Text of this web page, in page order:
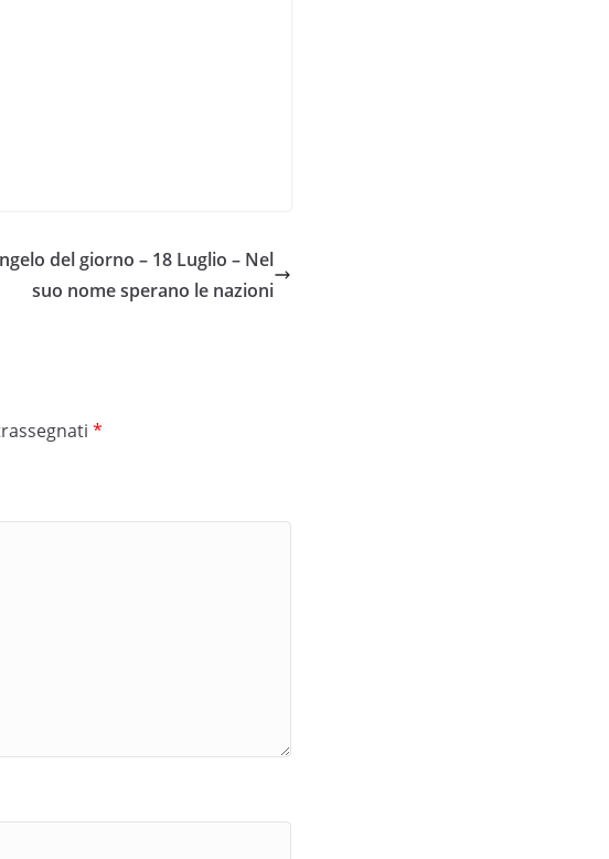
del giorno – 18 Luglio – Nel
suo nome sperano le nazioni
*